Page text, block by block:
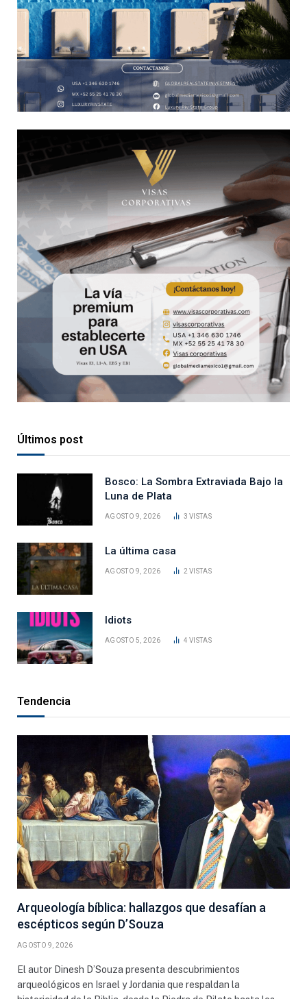
Últimos post
Bosco: La Sombra Extraviada Bajo la
Luna de Plata
AGOSTO 9, 2026 3VISTAS
La última casa
AGOSTO 9, 2026 2VISTAS
Idiots
AGOSTO 5, 2026 4VISTAS
Tendencia
Arqueología bíblica: hallazgos que desafían a
escépticos según D’Souza
AGOSTO 9, 2026
El autor Dinesh D’Souza presenta descubrimientos
arqueológicos en Israel y Jordania que respaldan la